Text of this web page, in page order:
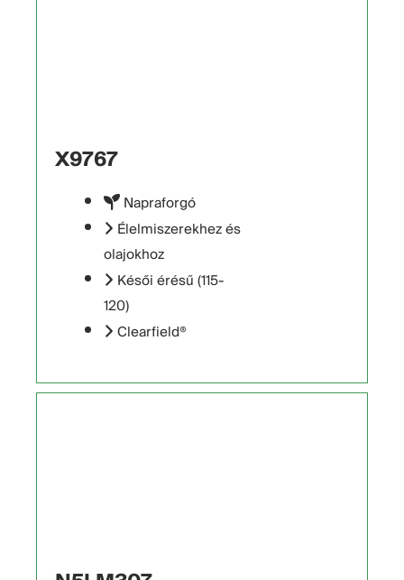
X9767
Napraforgó
Élelmiszerekhez és
olajokhoz
Késői érésű (115-
120)
Clearfield®